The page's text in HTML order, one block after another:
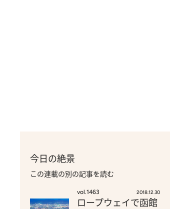
今日の絶景
この連載の別の記事を読む
vol.1463 2018.12.30
ロープウェイで函館